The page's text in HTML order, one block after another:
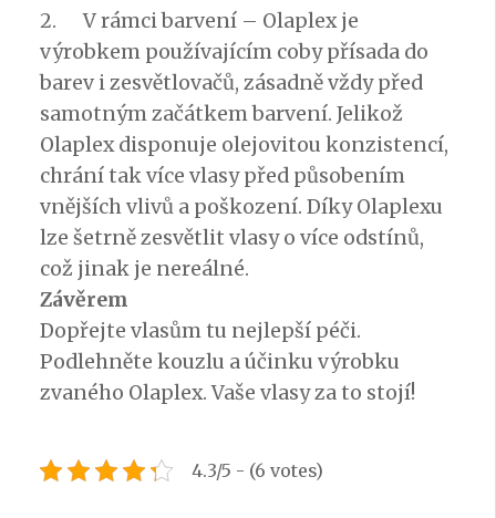
2. V rámci barvení – Olaplex je
výrobkem používajícím coby přísada do
barev i zesvětlovačů, zásadně vždy před
samotným začátkem barvení. Jelikož
Olaplex disponuje olejovitou konzistencí,
chrání tak více vlasy před působením
vnějších vlivů a poškození. Díky Olaplexu
lze šetrně zesvětlit vlasy o více odstínů,
což jinak je nereálné.
Závěrem
Dopřejte vlasům tu nejlepší péči.
Podlehněte kouzlu a účinku výrobku
zvaného Olaplex. Vaše vlasy za to stojí!
4.3/5 - (6 votes)